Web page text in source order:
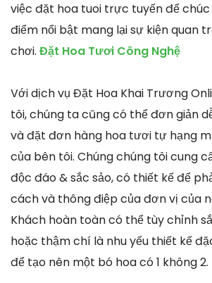
việc đặt hoa tuoi trực tuyến để
điểm nổi bật mang lại sự kiện quan
chơi. Đặt Hoa Tươi Công Nghệ
Với dịch vụ Đặt Hoa Khai Trương
tôi, chúng ta cũng có thể đơn giản
và đặt đơn hàng hoa tươi tự hạng
của bên tôi. Chúng chúng tôi cung
độc đáo & sắc sảo, có thiết kế để
cách và thông điệp của đơn vị của
Khách hoàn toàn có thể tùy chỉnh
hoặc thậm chí là nhu yếu thiết kế
để tạo nên một bó hoa có 1 không 2.